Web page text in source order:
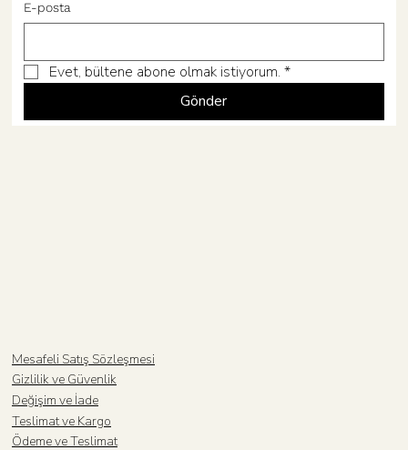
Mesafeli Satış Sözleşmesi
Gizlilik ve Güvenlik
Değişim ve İade
Teslimat ve Kargo
Ödeme ve Teslimat
E-posta
Evet, bültene abone olmak istiyorum. *
Gönder